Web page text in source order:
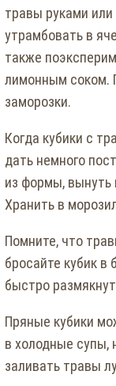
травы руками
утрамбовать в
также
лимонным соком.
заморозки.
Когда кубики с
дать немного
из формы, вынуть
Хранить в
Помните, что
бросайте кубик в
быстро
Пряные кубики
в холодные супы,
заливать травы